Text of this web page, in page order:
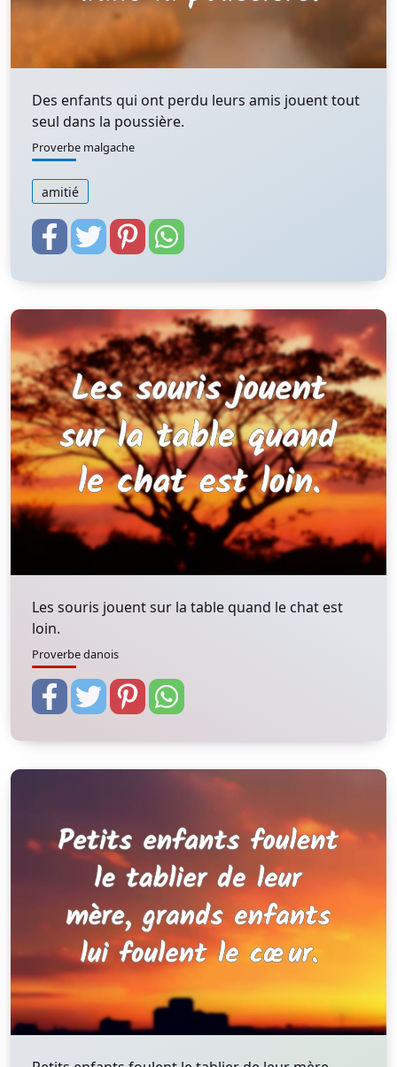
Des enfants qui ont perdu leurs amis jouent tout
seul dans la poussière.
Proverbe malgache
amitié
Les souris jouent sur la table quand le chat est
loin.
Proverbe danois